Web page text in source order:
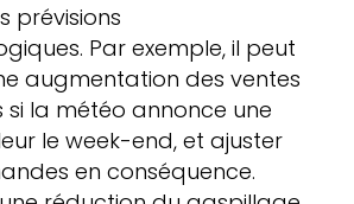
prévisions
Par exemple, il peut
augmentation des ventes
la météo annonce une
le week-end, et ajuster
en conséquence.